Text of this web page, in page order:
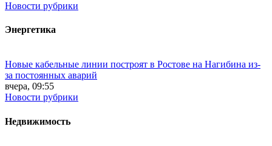
Новости рубрики
Энергетика
Новые кабельные линии построят в Ростове на Нагибина из-
за постоянных аварий
вчера, 09:55
Новости рубрики
Недвижимость